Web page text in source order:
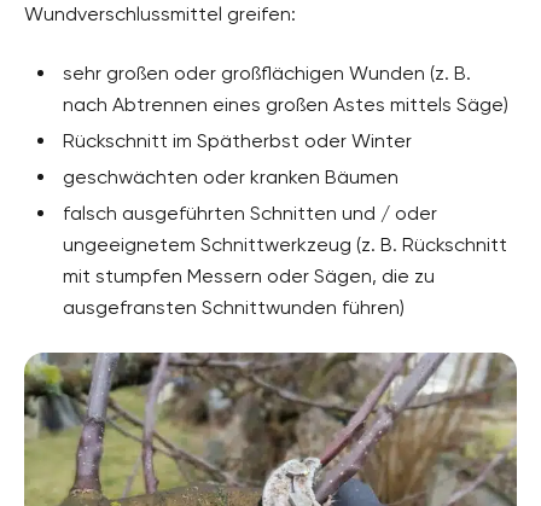
Wundverschlussmittel greifen:
sehr großen oder großflächigen Wunden (z. B.
nach Abtrennen eines großen Astes mittels Säge)
Rückschnitt im Spätherbst oder Winter
geschwächten oder kranken Bäumen
falsch ausgeführten Schnitten und / oder
ungeeignetem Schnittwerkzeug (z. B. Rückschnitt
mit stumpfen Messern oder Sägen, die zu
ausgefransten Schnittwunden führen)